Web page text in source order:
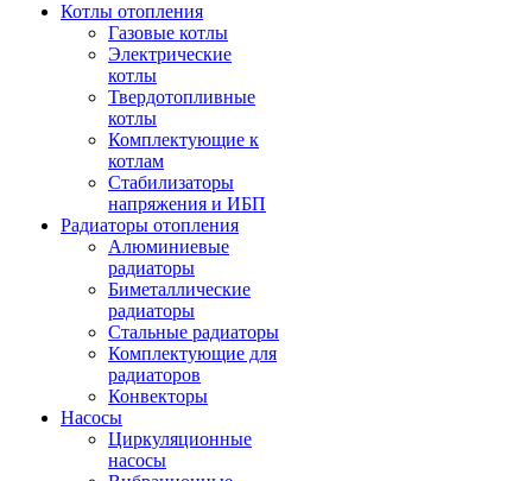
Котлы отопления
Газовые котлы
Электрические
котлы
Твердотопливные
котлы
Комплектующие к
котлам
Стабилизаторы
напряжения и ИБП
Радиаторы отопления
Алюминиевые
радиаторы
Биметаллические
радиаторы
Стальные радиаторы
Комплектующие для
радиаторов
Конвекторы
Насосы
Циркуляционные
насосы